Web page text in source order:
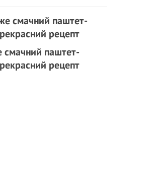
смачний паштет-
рецепт